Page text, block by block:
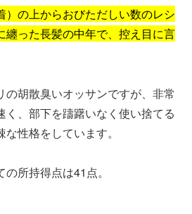
）の上からおびただしい数のレシ
纏った長髪の中年で、控え目に言
の胡散臭いオッサンですが、非常
く、部下を躊躇いなく使い捨てる
性格をしています。
所持得点は41点。